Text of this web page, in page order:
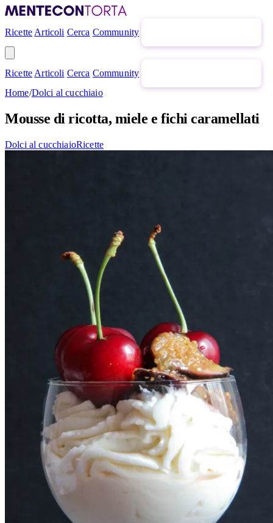
Ricette Articoli Cerca Community
Ricette Articoli Cerca Community
Home/Dolci al cucchiaio
Mousse di ricotta, miele e fichi caramellati
Dolci al cucchiaioRicette